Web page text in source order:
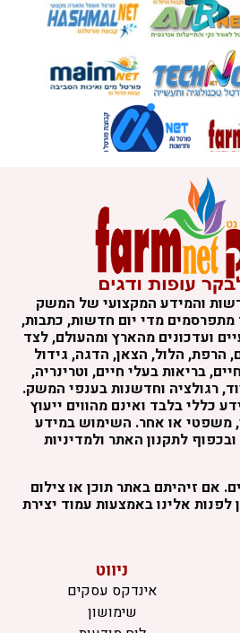
והמידע המקצועי של המשק
מדי יום חדשות, כתבות,
ועדכונים מהארץ ומהעולם, לצד
הרפת, הלול, הצאן, הדגה, גידול
בריאות בעלי חיים, וטרינריה,
רגולציה וחדשנות בענפי המשק.
כללי בלבד ואינם מהווים ייעוץ
משפטי או אחר. השימוש במידע
לתקנון האתר ולמדיניות
אם זיהיתם באתר תוכן או צילום
לפנות אלינו באמצעות עמוד יצירת
ניווט
אינדקס עסקים
שימושון